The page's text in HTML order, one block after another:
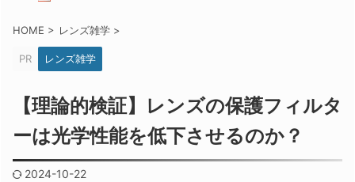
HOME > レンズ雑学 >
PR レンズ雑学
【理論的検証】レンズの保護フィルタ
ーは光学性能を低下させるのか？
2024-10-22